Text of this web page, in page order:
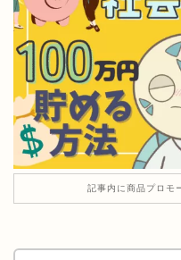
記事内に商品プロモ